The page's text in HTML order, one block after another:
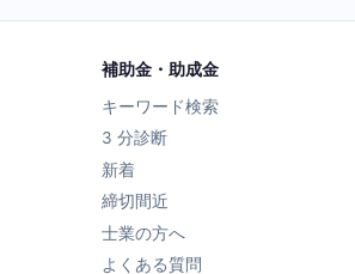
補助金・助成金
キーワード検索
3 分診断
新着
締切間近
士業の方へ
よくある質問